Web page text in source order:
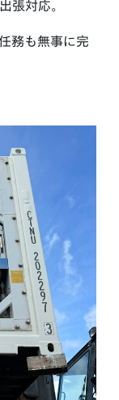
張対応。
務も無事に完